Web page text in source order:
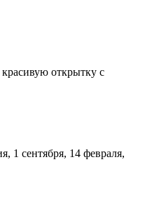
открытку с
1 сентября, 14 февраля,